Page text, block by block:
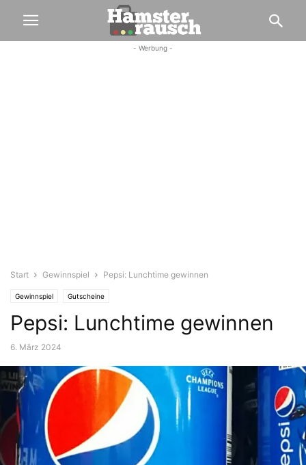
- Werbung -
Start Gewinnspiel Pepsi: Lunchtime gewinnen
Gewinnspiel Gutscheine
Pepsi: Lunchtime gewinnen
6. März 2024